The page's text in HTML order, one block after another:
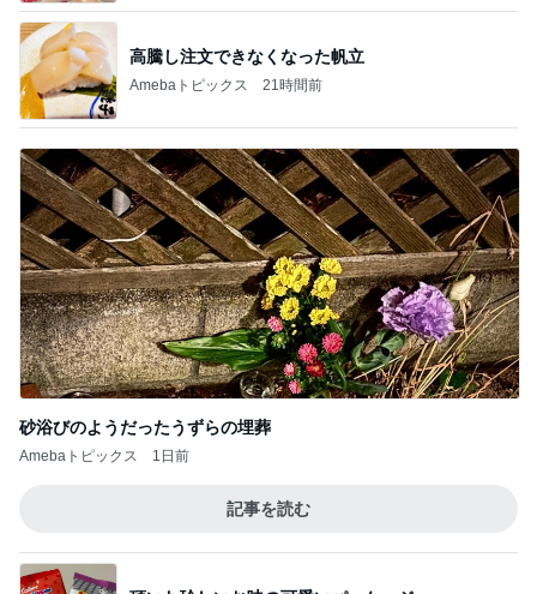
高騰し注文できなくなった帆立
Amebaトピックス 21時間前
砂浴びのようだったうずらの埋葬
Amebaトピックス 1日前
記事を読む